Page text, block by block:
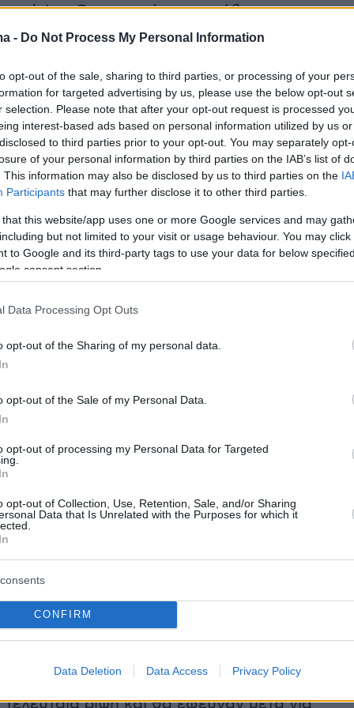
- Do Not Process My Personal Information
opt-out of the sale, sharing to third parties, or processing of your
for targeted advertising by us, please use the below opt-out
selection. Please note that after your opt-out request is processed
interest-based ads based on personal information utilized by us
to third parties prior to your opt-out. You may separately
of your personal information by third parties on the IAB’s list of
This information may also be disclosed by us to third parties on the
Participants that may further disclose it to other third parties.
that this website/app uses one or more Google services and may
but not limited to your visit or usage behaviour. You may
to Google and its third-party tags to use your data for below
consent section.
Data Processing Opt Outs
opt-out of the Sharing of my personal data.
opt-out of the Sale of my Personal Data.
opt-out of processing my Personal Data for Targeted
opt-out of Collection, Use, Retention, Sale, and/or Sharing
Data that Is Unrelated with the Purposes for which it
CONFIRM
Data Deletion Data Access Privacy Policy
«Οι χειριστές προσπάθησαν να
για να είναι αποτελεσματικοί στη φωτιά,
να υπάρχει στήριξη στο αεροπλάνο. Οι καπνοί
πήγαιναν προς το μέρος τους με
να μην μπορούν να δουν πίσω από τη φωτιά
απαγκίστρωση, στη δεξιά στροφή βρήκε
του δεξιού φτερού του αεροσκάφους
αποκολλήθηκε ο πλωτήρας και από ότι
τα πηδάλια του αεροσκάφους και τα
Δεν θα μπορούσε να γίνει τίποτα (για να
ανεξέλεγκτο το αεροπλάνο, κάνει ό,τι
δεν υπακούει στις εντολές του χειριστή
πηδάλια για να το οδηγήσεις
να πετάξει κανονικά, δεν υπάρχει
όμως το γεγονός πως φαίνεται ότι όπως
από το φτερό χτύπησε πίσω στην άκρη του
τα πηδάλια του αεροσκάφους και τα
υπήρχε πίσω από τον καπνό.
και ο γιος μου, ο οποίος μου είπε ότι
είδα το δέντρο πίσω από την φωτιά’’.
μισό βουνό, όπως μου είπε ο γιος μου που
πάει σε ένα χωριό και τους έστειλαν εκεί.
ρίψη και θα έφευγαν μετά για